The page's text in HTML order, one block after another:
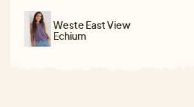
Weste East View
Echium